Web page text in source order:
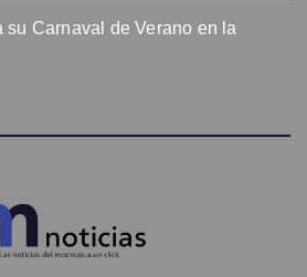
su Carnaval de Verano en la